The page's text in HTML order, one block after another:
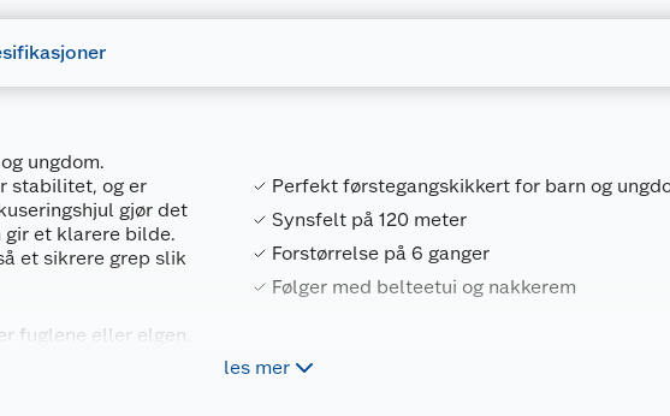
ungdom.
stabilitet, og er
gjør det
et klarere bilde.
et sikrere grep slik
fuglene eller elgen.
Perfekt førstegangskikkert for barn og
Synsfelt på 120 meter
Forstørrelse på 6 ganger
Følger med belteetui og nakkerem
les merForpakningsmål